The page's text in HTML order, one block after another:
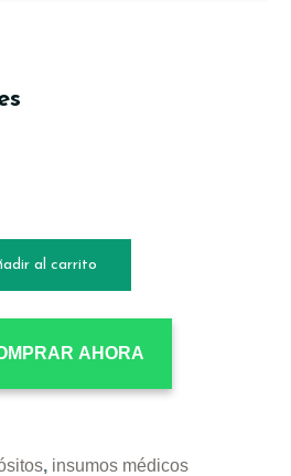
al carrito
AHORA
, insumos médicos